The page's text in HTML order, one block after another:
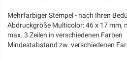
Mehrfarbiger Stempel - nach Ihren
Abdruckgröße Multicolor: 46 x 17 mm,
max. 3 Zeilen in verschiedenen Farben
Mindestabstand zw. verschiedenen